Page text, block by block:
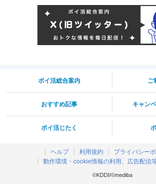
ポイ活総合案内 ご
おすすめ記事 キャン
ポイ活じたく
ヘルプ 利用規約
プライバシー
動作環境・cookie情報の利用、広告配信
©KDDI/©mediba